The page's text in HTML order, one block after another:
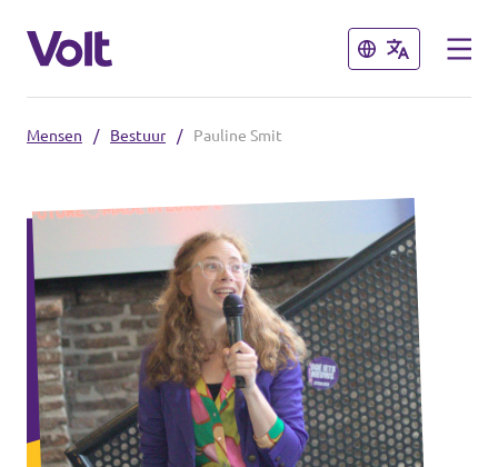
Sluiten
Volt Nederland
Regio's
Sluiten
Standpunten
Mensen
Nieuws
Mensen / Bestuur / Pauline Smit